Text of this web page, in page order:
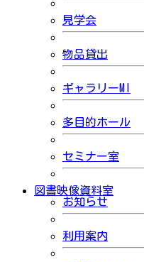
見学会
物品貸出
ギャラリーMI
多目的ホール
セミナー室
図書映像資料室
お知らせ
利用案内